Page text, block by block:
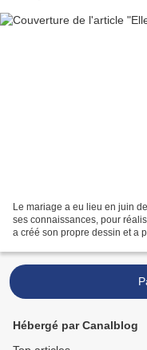
Le mariage a eu lieu en juin
ses connaissances, pour
a créé son propre dessin et a
Hébergé par Canalblog